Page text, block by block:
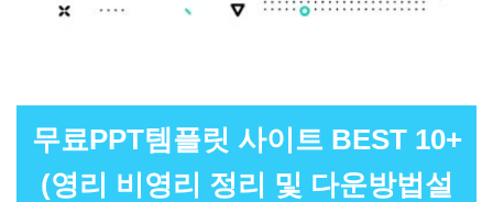
무료PPT템플릿 사이트 BEST 10+
(영리 비영리 정리 및 다운방법설